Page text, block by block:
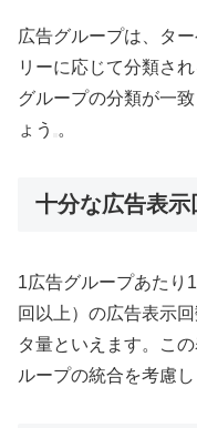
広告グループは、タ
リーに応じて分類さ
グループの分類が一
ょう 。
十分な広告表示
1広告グループあたり
回以上）の広告表示
タ量といえます。こ
ループの統合を考慮